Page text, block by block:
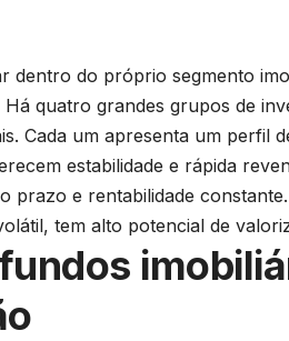
dentro do próprio segmento
quatro grandes grupos de
Cada um apresenta um perfil
estabilidade e rápida
prazo e rentabilidade
tem alto potencial de